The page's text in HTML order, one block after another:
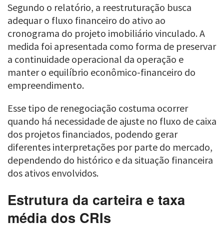
Segundo o relatório, a reestruturação busca
adequar o fluxo financeiro do ativo ao
cronograma do projeto imobiliário vinculado. A
medida foi apresentada como forma de preservar
a continuidade operacional da operação e
manter o equilíbrio econômico-financeiro do
empreendimento.
Esse tipo de renegociação costuma ocorrer
quando há necessidade de ajuste no fluxo de caixa
dos projetos financiados, podendo gerar
diferentes interpretações por parte do mercado,
dependendo do histórico e da situação financeira
dos ativos envolvidos.
Estrutura da carteira e taxa
média dos CRIs